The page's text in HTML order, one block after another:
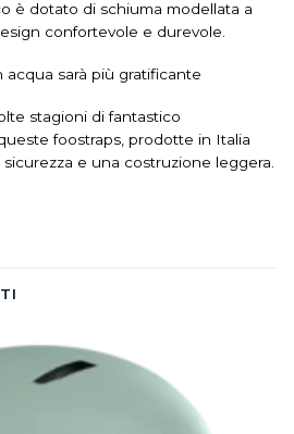
è dotato di schiuma modellata a
confortevole e durevole.
sarà più gratificante
stagioni di fantastico
foostraps, prodotte in Italia
e una costruzione leggera.